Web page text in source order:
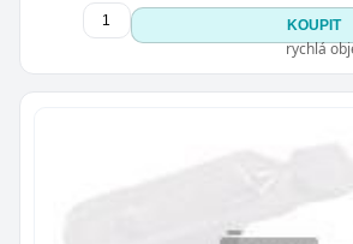
KOUPIT
rychlá